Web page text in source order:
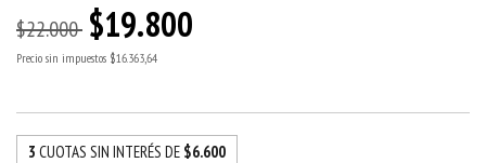
$22.000 $19.800
Precio sin impuestos $16.363,64
3 CUOTAS SIN INTERÉS DE $6.600